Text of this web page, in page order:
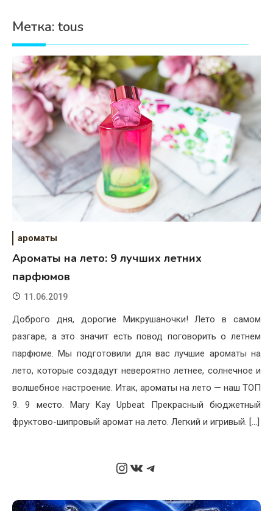
Дети
Свадьба
Дом
Жизнь
Хобби
Красота
Недвижимость
Метка: tous
ароматы
Ароматы на лето: 9 лучших летних
парфюмов
11.06.2019
Доброго дня, дорогие Микрушаночки! Лето в самом
разгаре, а это значит есть повод поговорить о летнем
парфюме. Мы подготовили для вас лучшие ароматы на
лето, которые создадут невероятно летнее, солнечное и
волшебное настроение. Итак, ароматы на лето — наш ТОП
9. 9 место. Mary Kay Upbeat Прекрасный бюджетный
фруктово-шипровый аромат на лето. Легкий и игривый. […]
Instagram
ВКонтакте
Telegram